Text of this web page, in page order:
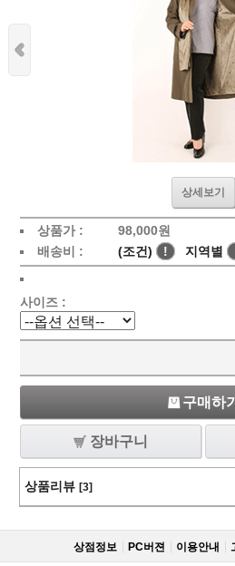
상세보기
상품가 : 98,000원
배송비 :
(조건) ! 지역별
사이즈 :
구매하기
장바구니
상품리뷰 [3]
상점정보 PC버젼 이용안내